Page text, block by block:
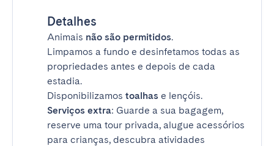
Detalhes
Animais não são permitidos.
Limpamos a fundo e desinfetamos todas as
propriedades antes e depois de cada
estadia.
Disponibilizamos toalhas e lençóis.
Serviços extra: Guarde a sua bagagem,
reserve uma tour privada, alugue acessórios
para crianças, descubra atividades